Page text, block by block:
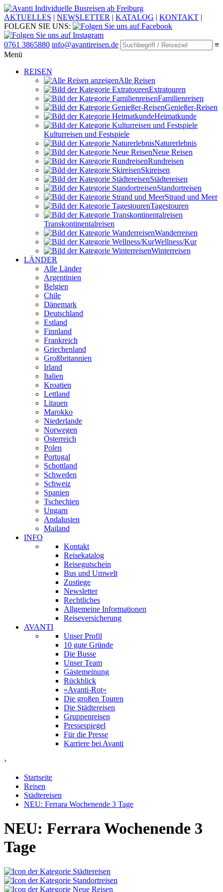
Individuelle Busreisen ab Freiburg
AKTUELLES | NEWSLETTER | KATALOG | KONTAKT |
FOLGEN SIE UNS:
0761 3865880 info@avantireisen.de
≡
Menü
REISEN
Alle Reisen
Extratouren
Familien­reisen
Genießer-Reisen
Heimatkunde
Kultur­reisen und Festspiele
Naturerlebnis
Neue Reisen
Rund­reisen
Ski­reisen
Städte­reisen
Standort­reisen
Strand und Meer
Tagestouren
Transkontinental­reisen
Wander­reisen
Wellness/Kur
Winter­reisen
LÄNDER
Alle Länder
Argentinien
Belgien
Chile
Dänemark
Deutschland
Estland
Finnland
Frankreich
Griechenland
Großbritannien
Irland
Italien
Kroatien
Lettland
Litauen
Marokko
Niederlande
Norwegen
Österreich
Polen
Portugal
Schottland
Schweden
Schweiz
Spanien
Tschechien
Ungarn
Andalusien
Mailand
INFO
Kontakt
Reisekatalog
Reisegutschein
Bus und Umwelt
Zustiege
Newsletter
Rechtliches
Allgemeine Informationen
Reiseversicherung
AVANTI
Unser Profil
10 gute Gründe
Die Busse
Unser Team
Gästemeinung
Rückblick
»Avanti-Rot«
Die großen Touren
Die Städtereisen
Gruppenreisen
Pressespiegel
Für die Presse
Karriere bei Avanti
›
Startseite
Reisen
Städtereisen
NEU: Ferrara Wochenende 3 Tage
NEU: Ferrara Wochenende 3
Tage